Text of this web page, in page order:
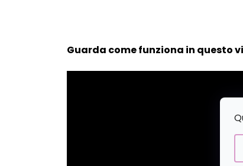
Guarda come funziona in questo